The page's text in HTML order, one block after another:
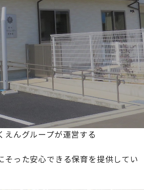
えんグループが運営する
そった安心できる保育を提供してい